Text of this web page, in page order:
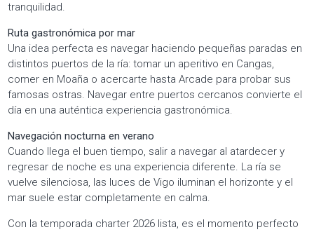
tranquilidad.
Ruta gastronómica por mar
Una idea perfecta es navegar haciendo pequeñas paradas en
distintos puertos de la ría: tomar un aperitivo en Cangas,
comer en Moaña o acercarte hasta Arcade para probar sus
famosas ostras. Navegar entre puertos cercanos convierte el
día en una auténtica experiencia gastronómica.
Navegación nocturna en verano
Cuando llega el buen tiempo, salir a navegar al atardecer y
regresar de noche es una experiencia diferente. La ría se
vuelve silenciosa, las luces de Vigo iluminan el horizonte y el
mar suele estar completamente en calma.
Con la temporada charter 2026 lista, es el momento perfecto